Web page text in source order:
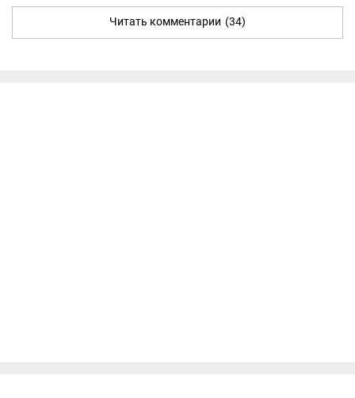
Читать комментарии (34)